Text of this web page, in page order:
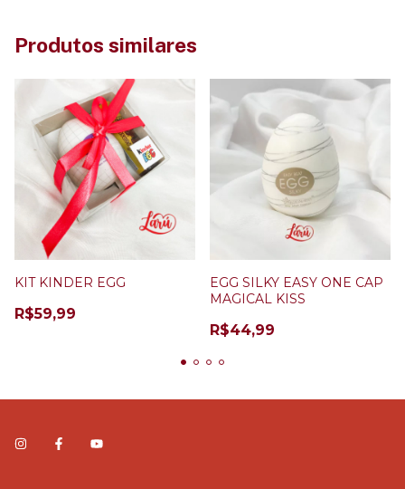
Produtos similares
KIT KINDER EGG
R$59,99
EGG SILKY EASY ONE CAP
MAGICAL KISS
R$44,99